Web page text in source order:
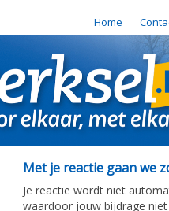
Home
Met je reactie gaan we
Je reactie wordt niet
waardoor jouw bijdrage